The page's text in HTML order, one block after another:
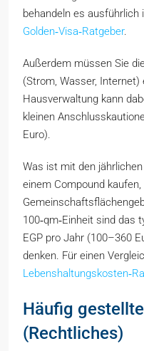
behandeln es ausführlich
Golden‑Visa‑Ratgeber.
Außerdem müssen Sie
(Strom, Wasser,
Hausverwaltung kann
kleinen
Euro).
Was ist mit den
einem Compound kaufen,
100‑qm‑Einheit sind das
EGP pro Jahr (100–360
denken. Für einen
Häufig
(Rechtliches)